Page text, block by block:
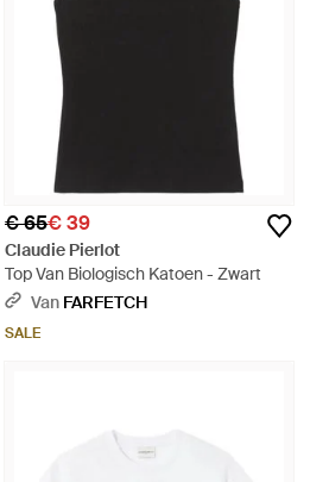
€ 65€ 39
Claudie Pierlot
Top Van Biologisch Katoen - Zwart
Van FARFETCH
SALE